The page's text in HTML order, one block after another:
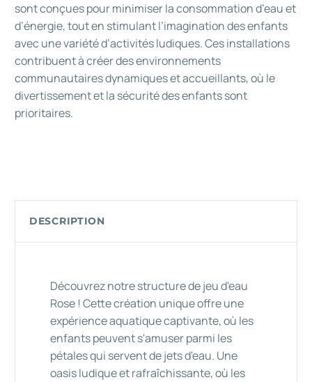
sont conçues pour minimiser la consommation d’eau et
d’énergie, tout en stimulant l’imagination des enfants
avec une variété d’activités ludiques. Ces installations
contribuent à créer des environnements
communautaires dynamiques et accueillants, où le
divertissement et la sécurité des enfants sont
prioritaires.
DESCRIPTION
Découvrez notre structure de jeu d'eau
Rose ! Cette création unique offre une
expérience aquatique captivante, où les
enfants peuvent s'amuser parmi les
pétales qui servent de jets d'eau. Une
oasis ludique et rafraîchissante, où les